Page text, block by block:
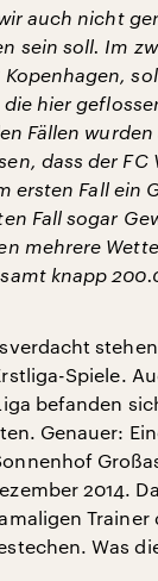
auch nicht
sein soll. Im
die hier
Fällen
dass der FC
ersten Fall ein
Fall sogar
mehrere
knapp
Spiele.
befanden
Genauer:
2014.
Trainer
Was